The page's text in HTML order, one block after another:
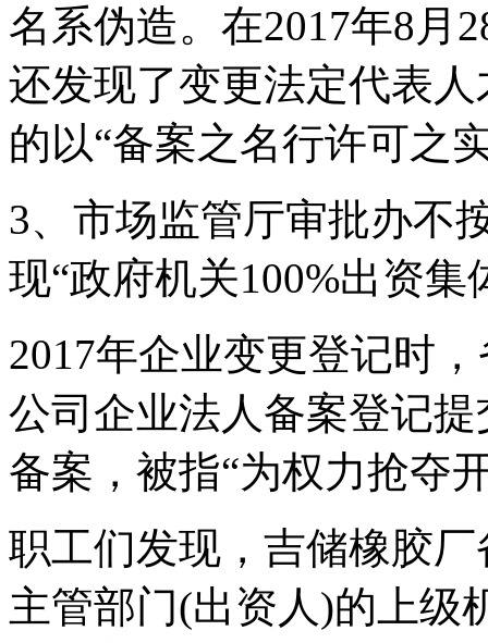
名系伪造。在2017年8月
还发现了变更法定代表
的以“备案之名行许可之
3、市场监管厅审批办不
现“政府机关100%出资集
2017年企业变更登记时
公司企业法人备案登记
备案，被指“为权力抢夺
职工们发现，吉储橡胶
主管部门(出资人)的上级